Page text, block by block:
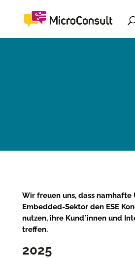
Wir freuen uns, dass namhafte
Embedded-Sektor den ESE
nutzen, ihre Kund*innen und
treffen.
2025